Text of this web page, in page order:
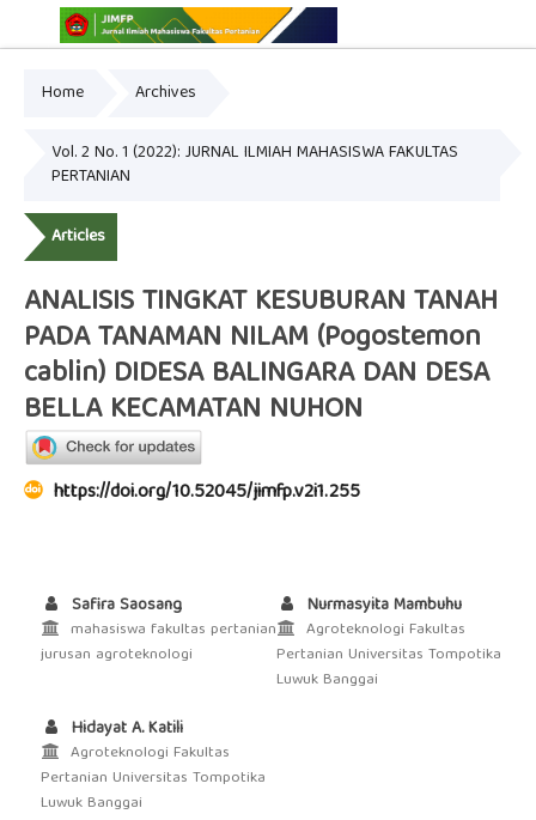
Home Archives
Vol. 2 No. 1 (2022): JURNAL ILMIAH MAHASISWA FAKULTAS
PERTANIAN
Articles
ANALISIS TINGKAT KESUBURAN TANAH
PADA TANAMAN NILAM (Pogostemon
cablin) DIDESA BALINGARA DAN DESA
BELLA KECAMATAN NUHON
https://doi.org/10.52045/jimfp.v2i1.255
Safira Saosang
mahasiswa fakultas pertanian
jurusan agroteknologi
Nurmasyita Mambuhu
Agroteknologi Fakultas
Pertanian Universitas Tompotika
Luwuk Banggai
Hidayat A. Katili
Agroteknologi Fakultas
Pertanian Universitas Tompotika
Luwuk Banggai